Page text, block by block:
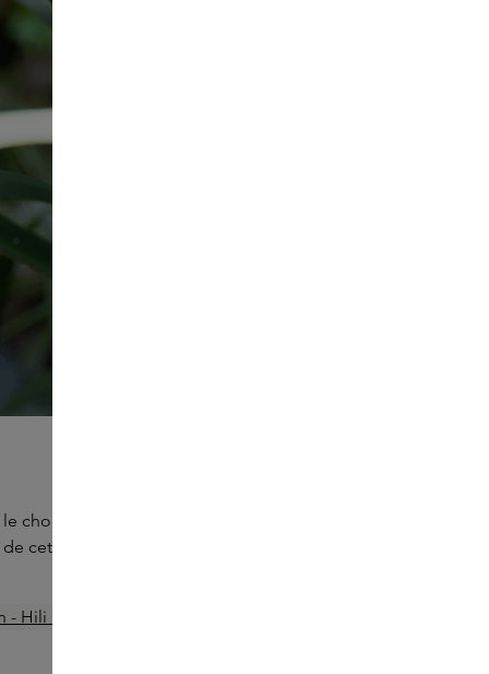
chocolat et la barbe à papa. Ces délicieux ingrédients
cette famille est votre préférée ?